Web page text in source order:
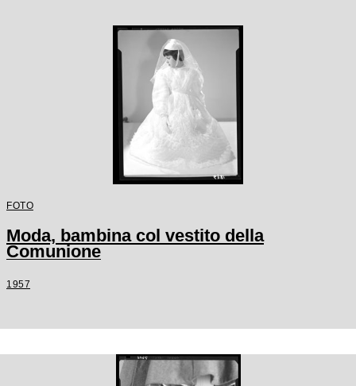
FOTO
Moda, bambina col vestito della
Comunione
1957